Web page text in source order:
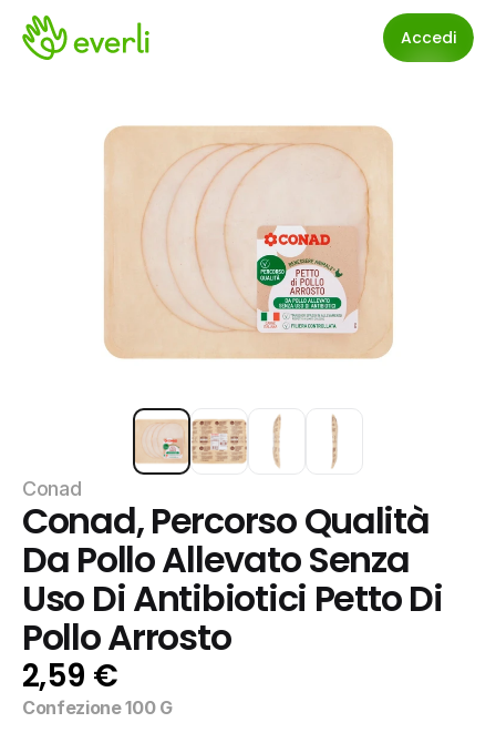
Accedi
Conad
Conad, Percorso Qualità
Da Pollo Allevato Senza
Uso Di Antibiotici Petto Di
Pollo Arrosto
2,59 €
Confezione 100 G